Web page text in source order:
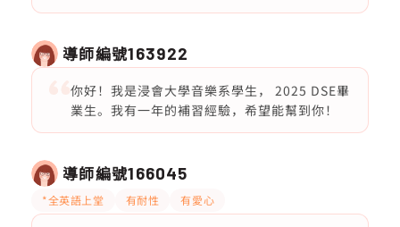
導師編號163922
你好！我是浸會大學音樂系學生， 2025 DSE畢
業生。我有一年的補習經驗，希望能幫到你！
導師編號166045
*全英語上堂 有耐性 有愛心